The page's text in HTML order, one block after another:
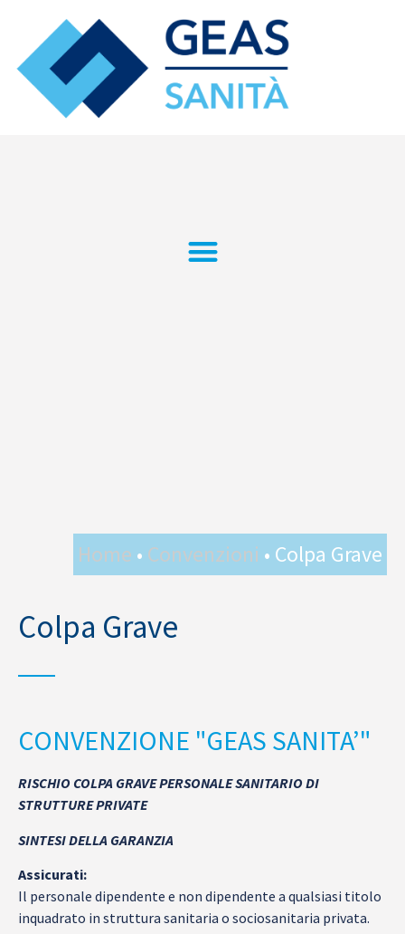
Home • Convenzioni • Colpa Grave
Colpa Grave
CONVENZIONE "GEAS SANITA’"
RISCHIO COLPA GRAVE PERSONALE SANITARIO DI
STRUTTURE PRIVATE
SINTESI DELLA GARANZIA
Assicurati:
Il personale dipendente e non dipendente a qualsiasi titolo
inquadrato in struttura sanitaria o sociosanitaria privata.